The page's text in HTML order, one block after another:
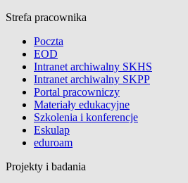
Strefa pracownika
Poczta
EOD
Intranet archiwalny SKHS
Intranet archiwalny SKPP
Portal pracowniczy
Materiały edukacyjne
Szkolenia i konferencje
Eskulap
eduroam
Projekty i badania